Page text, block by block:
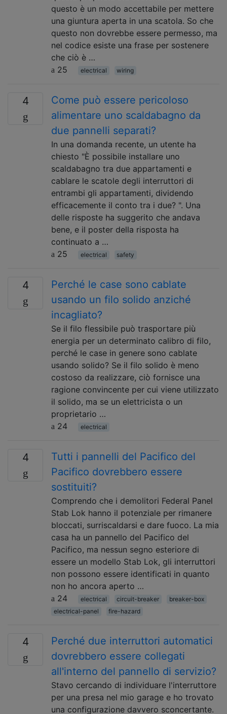
questo è un modo accettabile per mettere
una giuntura aperta in una scatola. So che
questo non dovrebbe essere permesso, ma
nel codice esiste una frase per sostenere
che ciò è …
25
electrical wiring
4
Come può essere pericoloso
alimentare uno scaldabagno da
due pannelli separati?
In una domanda recente, un utente ha
chiesto "È possibile installare uno
scaldabagno tra due appartamenti e
cablare le scatole degli interruttori di
entrambi gli appartamenti, dividendo
efficacemente il conto tra i due? ". Una
delle risposte ha suggerito che andava
bene, e il poster della risposta ha
continuato a …
25
electrical safety
4
Perché le case sono cablate
usando un filo solido anziché
incagliato?
Se il filo flessibile può trasportare più
energia per un determinato calibro di filo,
perché le case in genere sono cablate
usando solido? Se il filo solido è meno
costoso da realizzare, ciò fornisce una
ragione convincente per cui viene utilizzato
il solido, ma se un elettricista o un
proprietario …
24
electrical
4
Tutti i pannelli del Pacifico del
Pacifico dovrebbero essere
sostituiti?
Comprendo che i demolitori Federal Panel
Stab Lok hanno il potenziale per rimanere
bloccati, surriscaldarsi e dare fuoco. La mia
casa ha un pannello del Pacifico del
Pacifico, ma nessun segno esteriore di
essere un modello Stab Lok, gli interruttori
non possono essere identificati in quanto
non ho ancora aperto …
24
electrical circuit-breaker
breaker-box
electrical-panel
fire-hazard
4
Perché due interruttori automatici
dovrebbero essere collegati
all'interno del pannello di servizio?
Stavo cercando di individuare l'interruttore
per una presa nel mio garage e ho trovato
una configurazione davvero sconcertante.